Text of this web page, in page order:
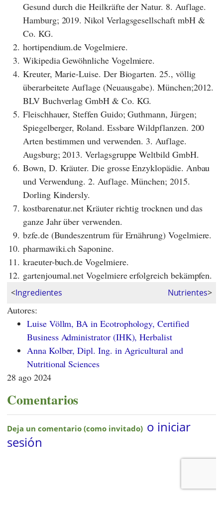
Gesund durch die Heilkräfte der Natur. 8. Auflage.
Hamburg; 2019. Nikol Verlagsgesellschaft mbH &
Co. KG.
2. hortipendium.de Vogelmiere.
3. Wikipedia Gewöhnliche Vogelmiere.
4. Kreuter, Marie-Luise. Der Biogarten. 25., völlig
überarbeitete Auflage (Neuausgabe). München;2012.
BLV Buchverlag GmbH & Co. KG.
5. Fleischhauer, Steffen Guido; Guthmann, Jürgen;
Spiegelberger, Roland. Essbare Wildpflanzen. 200
Arten bestimmen und verwenden. 3. Auflage.
Augsburg; 2013. Verlagsgruppe Weltbild GmbH.
6. Bown, D. Kräuter. Die grosse Enzyklopädie. Anbau
und Verwendung. 2. Auflage. München; 2015.
Dorling Kindersly.
7. kostbarenatur.net Kräuter richtig trocknen und das
ganze Jahr über verwenden.
9. bzfe.de (Bundeszentrum für Ernährung) Vogelmiere.
10. pharmawiki.ch Saponine.
11. kraeuter-buch.de Vogelmiere.
12. gartenjournal.net Vogelmiere erfolgreich bekämpfen.
<Ingredientes Nutrientes>
Autores:
Luise Völlm, BA in Ecotrophology, Certified
Business Administrator (IHK), Herbalist
Anna Kolber, Dipl. Ing. in Agricultural and
Nutritional Sciences
28 ago 2024
Comentarios